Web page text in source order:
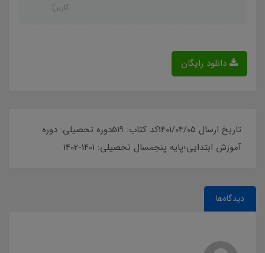
کاربر)
دانلود رایگان
تاریخ ارسال 1401/04/05کد کتاب: 519دوره تحصیلی: دوره
آموزش ابتدایی›پایه پنجمسال تحصیلی: 1401-1402
دیدگاه‌ها